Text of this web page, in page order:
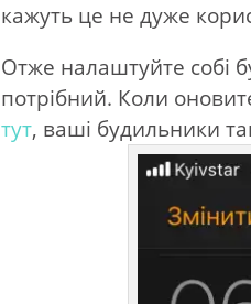
кажуть це не дуже
Отже налаштуйте собі
потрібний. Коли
тут, ваші будильники